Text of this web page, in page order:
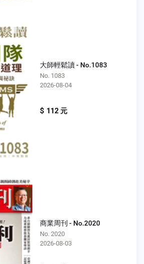
大師輕鬆讀 - No.1083
No. 1083
2026-08-04
$ 112 元
商業周刊 - No.2020
No. 2020
2026-08-03